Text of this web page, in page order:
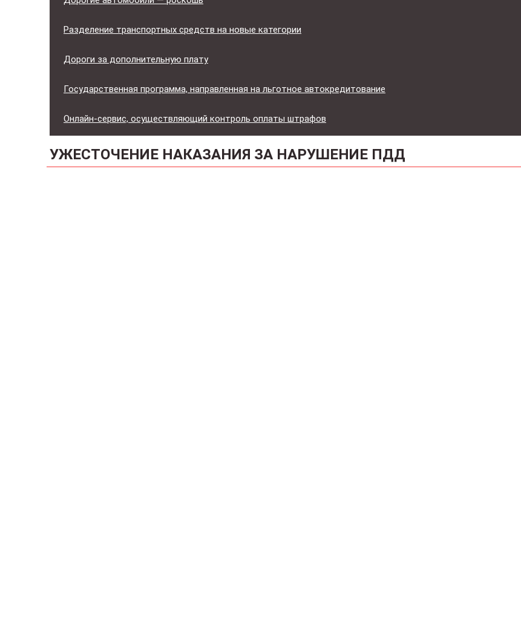
Разделение транспортных средств на новые категории
Дороги за дополнительную плату
Государственная программа, направленная на льготное автокредитование
Онлайн-сервис, осуществляющий контроль оплаты штрафов
УЖЕСТОЧЕНИЕ НАКАЗАНИЯ ЗА НАРУШЕНИЕ ПДД